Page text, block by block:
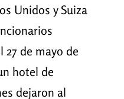
Unidos y Suiza
27 de mayo de
hotel de
dejaron al